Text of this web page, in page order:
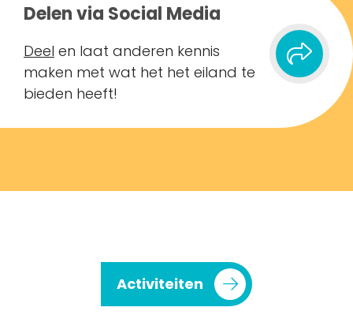
Delen via Social Media
Deel en laat anderen kennis
maken met wat het het eiland te
bieden heeft!
Activiteiten